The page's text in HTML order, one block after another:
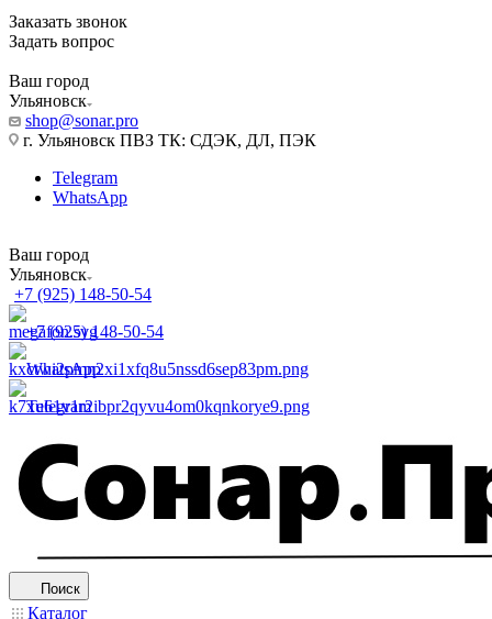
Заказать звонок
Задать вопрос
Ваш город
Ульяновск
shop@sonar.pro
г. Ульяновск ПВЗ ТК: СДЭК, ДЛ, ПЭК
Telegram
WhatsApp
Ваш город
Ульяновск
+7 (925) 148-50-54
+7 (925) 148-50-54
WhatsApp
Telegram
Поиск
Каталог